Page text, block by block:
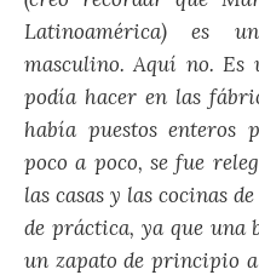
Latinoamérica) es
masculino. Aquí no. Es
podía hacer en las
había puestos enteros
poco a poco, se fue
las casas y las cocinas
de práctica, ya que una
un zapato de principio